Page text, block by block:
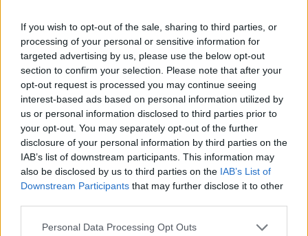
If you wish to opt-out of the sale, sharing to third parties, or
processing of your personal or sensitive information for
targeted advertising by us, please use the below opt-out
section to confirm your selection. Please note that after your
opt-out request is processed you may continue seeing
interest-based ads based on personal information utilized by
us or personal information disclosed to third parties prior to
your opt-out. You may separately opt-out of the further
disclosure of your personal information by third parties on the
IAB’s list of downstream participants. This information may
also be disclosed by us to third parties on the IAB’s List of
Downstream Participants that may further disclose it to other
Personal Data Processing Opt Outs